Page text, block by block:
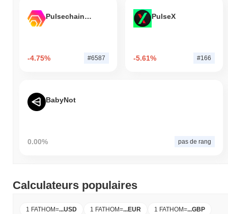
Pulsechain Bridged HEX (Pulsechain)
-4.75% #6587
PulseX
-5.61% #166
BabyNot
0.00% pas de rang
Calculateurs populaires
1 FATHOM=...USD 1 FATHOM=...EUR 1 FATHOM=...GBP